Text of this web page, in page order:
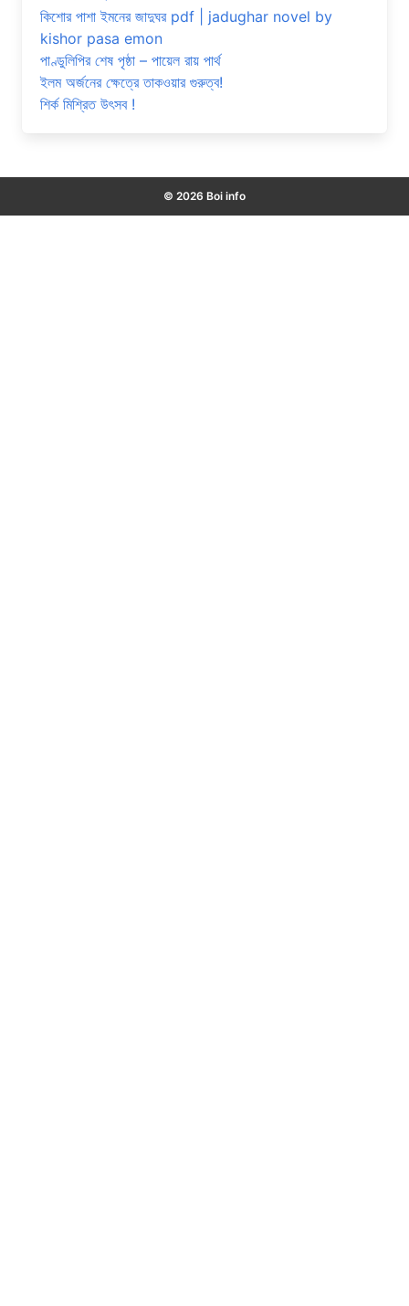
কিশোর পাশা ইমনের জাদুঘর pdf | jadughar novel by
kishor pasa emon
পাণ্ডুলিপির শেষ পৃষ্ঠা – পায়েল রায় পার্থ
ইলম অর্জনের ক্ষেত্রে তাকওয়ার গুরুত্ব!
শির্ক মিশ্রিত উৎসব !
© 2026 Boi info